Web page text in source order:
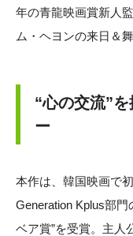
年の青龍映画賞新人
ム・ヘヨンの来日＆
“心の交流”
ー
本作は、韓国映画で
Generation Kplus部門
ベア賞”を受賞。主人